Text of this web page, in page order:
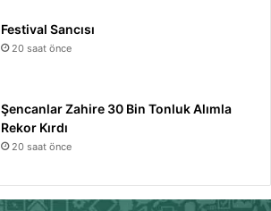
Festival Sancısı
20 saat önce
Şencanlar Zahire 30 Bin Tonluk Alımla
Rekor Kırdı
20 saat önce